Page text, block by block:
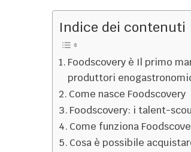
Indice dei contenuti
Foodscovery è Il primo
produttori
Come nasce Foodscovery
Foodscovery: i talent-
Come funziona
Cosa è possibile